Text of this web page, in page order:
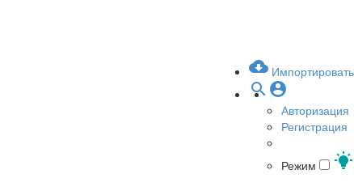
Импортировать
Авторизация
Регистрация
Режим